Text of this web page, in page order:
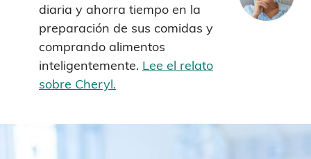
diaria y ahorra tiempo en la
preparación de sus comidas y
comprando alimentos
inteligentemente. Lee el relato
sobre Cheryl.